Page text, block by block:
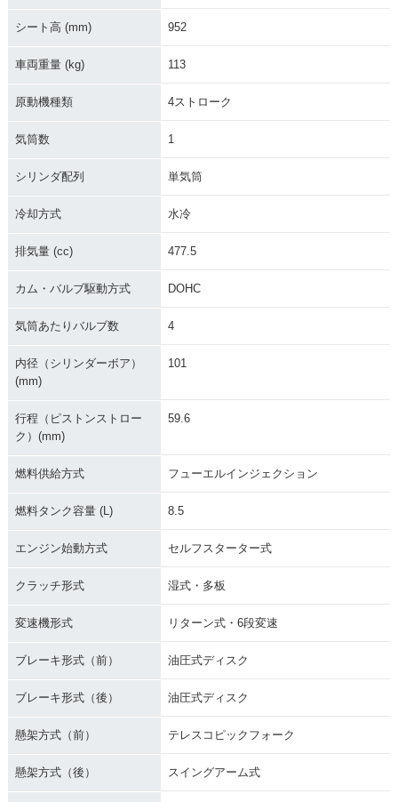
シート高 (mm) 952
車両重量 (kg) 113
原動機種類 4ストローク
気筒数 1
シリンダ配列 単気筒
冷却方式 水冷
排気量 (cc) 477.5
カム・バルブ駆動方式 DOHC
気筒あたりバルブ数 4
内径（シリンダーボア）
(mm)
101
行程（ピストンストロー
ク）(mm)
59.6
燃料供給方式 フューエルインジェクション
燃料タンク容量 (L) 8.5
エンジン始動方式 セルフスターター式
クラッチ形式 湿式・多板
変速機形式 リターン式・6段変速
ブレーキ形式（前） 油圧式ディスク
ブレーキ形式（後） 油圧式ディスク
懸架方式（前） テレスコピックフォーク
懸架方式（後） スイングアーム式